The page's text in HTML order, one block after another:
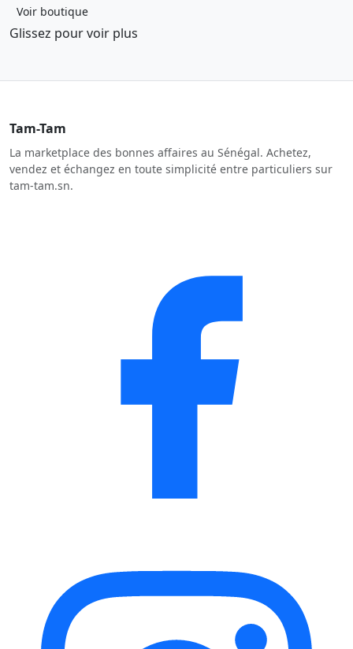
Voir boutique
Glissez pour voir plus
Tam-Tam
La marketplace des bonnes affaires au Sénégal. Achetez,
vendez et échangez en toute simplicité entre particuliers sur
tam-tam.sn.